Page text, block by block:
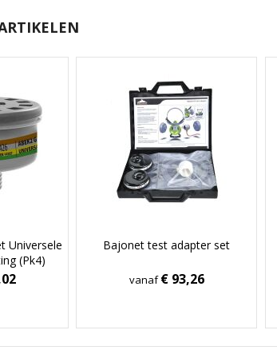
Universele
(Pk4)
Bajonet test adapter set
vanaf€ 93,26